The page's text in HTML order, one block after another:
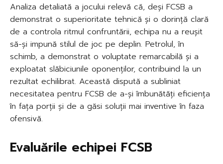
Analiza detaliată a jocului relevă că, deși FCSB a
demonstrat o superioritate tehnică și o dorință clară
de a controla ritmul confruntării, echipa nu a reușit
să-și impună stilul de joc pe deplin. Petrolul, în
schimb, a demonstrat o voluptate remarcabilă și a
exploatat slăbiciunile oponenților, contribuind la un
rezultat echilibrat. Această dispută a subliniat
necesitatea pentru FCSB de a-și îmbunătăți eficiența
în fața porții și de a găsi soluții mai inventive în faza
ofensivă.
Evaluările echipei FCSB